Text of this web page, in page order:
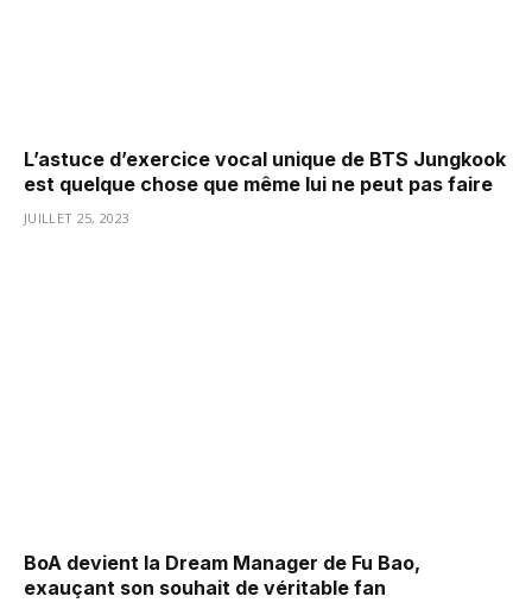
L’astuce d’exercice vocal unique de BTS Jungkook
est quelque chose que même lui ne peut pas faire
JUILLET 25, 2023
BoA devient la Dream Manager de Fu Bao,
exauçant son souhait de véritable fan